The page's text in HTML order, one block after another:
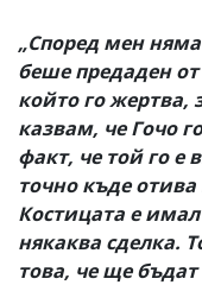
„Според мен
беше предаден
който го жертва,
казвам, че Гочо
факт, че той го е
точно къде
Костицата е
някаква сделка.
това, че ще бъдат